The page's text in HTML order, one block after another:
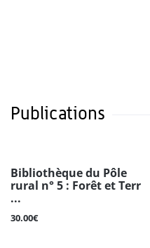
Publications
Bibliothèque du Pôle
rural n° 5 : Forêt et Terr
...
30.00€